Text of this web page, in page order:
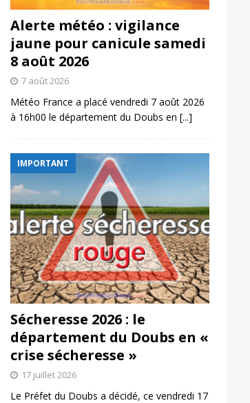
Alerte météo : vigilance
jaune pour canicule samedi
8 août 2026
7 août 2026
Météo France a placé vendredi 7 août 2026
à 16h00 le département du Doubs en [...]
IMPORTANT
Sécheresse 2026 : le
département du Doubs en «
crise sécheresse »
17 juillet 2026
Le Préfet du Doubs a décidé, ce vendredi 17